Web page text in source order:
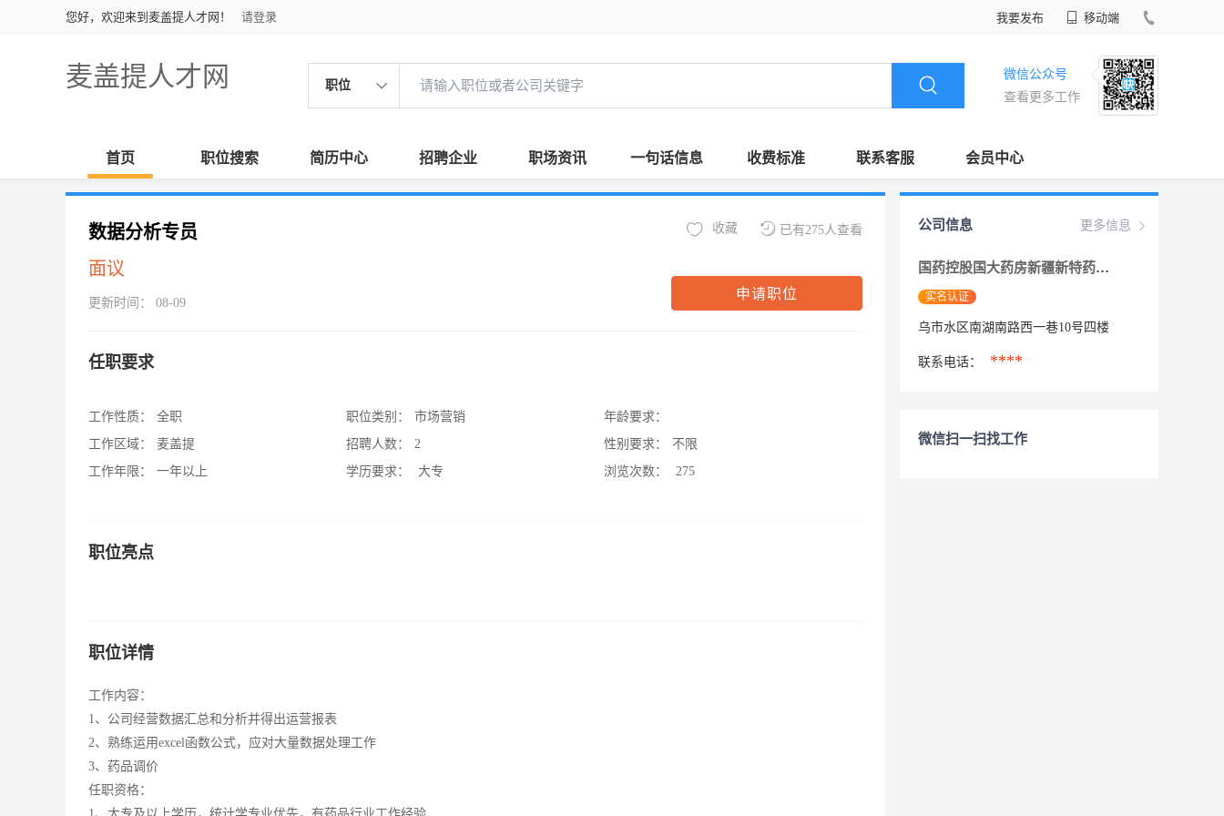
您好，欢迎来到麦盖提人才网！ 请登录 我要发布 移动端
麦盖提人才网 职位
微信公众号
查看更多工作
首页 职位搜索 简历中心 招聘企业 职场资讯 一句话信息 收费标准 联系客服 会员中心
数据分析专员
面议
更新时间： 08-09
已有275人查看
收藏
申请职位
任职要求
工作性质：
全职
工作区域：
麦盖提
工作年限：
一年以上
职位类别：
市场营销
招聘人数：
2
学历要求：
大专
年龄要求：
性别要求：
不限
浏览次数：
275
职位亮点
职位详情
工作内容：
1、公司经营数据汇总和分析并得出运营报表
2、熟练运用excel函数公式，应对大量数据处理工作
3、药品调价
任职资格：
更多信息
公司信息
国药控股国大药房新疆新特药业连锁有限责任
实名认证
乌市水区南湖南路西一巷10号四楼
联系电话： ****
微信扫一扫找工作